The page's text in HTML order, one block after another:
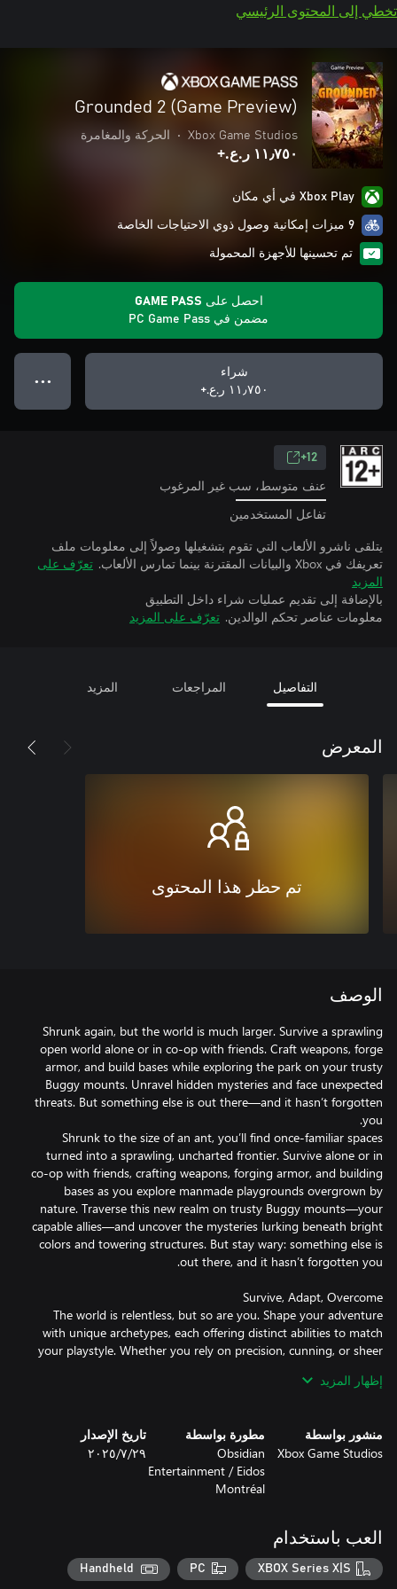
تخطي إلى المحتوى الرئيسي
Grounded 2 (Game Preview)
Xbox Game Studios
• الحركة والمغامرة
١١٫٧٥٠ ر.ع.‏+
Xbox Play في أي مكان
9 ميزات إمكانية وصول ذوي الاحتياجات الخاصة
تم تحسينها للأجهزة المحمولة
احصل على GAME PASS
مضمن في PC Game Pass
شراء
١١٫٧٥٠ ر.ع.‏+
● ● ●
12+
عنف متوسط، سب غير المرغوب
تفاعل المستخدمين
يتلقى ناشرو الألعاب التي تقوم بتشغيلها وصولاً إلى معلومات ملف
تعريفك في Xbox والبيانات المقترنة بينما تمارس الألعاب.
تعرّف على
المزيد
بالإضافة إلى تقديم عمليات شراء داخل التطبيق
معلومات عناصر تحكم الوالدين. تعرّف على المزيد
التفاصيل المراجعات المزيد
المعرض
تم حظر هذا المحتوى
الوصف
Shrunk again, but the world is much larger. Survive a sprawling
open world alone or in co-op with friends. Craft weapons, forge
armor, and build bases while exploring the park on your trusty
Buggy mounts. Unravel hidden mysteries and face unexpected
threats. But something else is out there—and it hasn’t forgotten
Shrunk to the size of an ant, you’ll find once-familiar spaces
turned into a sprawling, uncharted frontier. Survive alone or in
co-op with friends, crafting weapons, forging armor, and building
bases as you explore manmade playgrounds overgrown by
nature. Traverse this new realm on trusty Buggy mounts—your
capable allies—and uncover the mysteries lurking beneath bright
colors and towering structures. But stay wary: something else is
The world is relentless, but so are you. Shape your adventure
with unique archetypes, each offering distinct abilities to match
your playstyle. Whether you rely on precision, cunning, or sheer
The perils of the park are daunting alone, but with friends, every
challenge becomes an adventure. Work together to build, fight,
and uncover the secrets buried beneath the grass. Whether
you’re facing danger side by side or continuing your journey in a
They scurry, they fight, and now—they help you survive. Hatch,
raise, and ride your own insect friends - Buggies! Saddle up and
إظهار المزيد
منشور بواسطة
Xbox Game Studios
مطورة بواسطة
Obsidian
Entertainment / Eidos
Montréal
تاريخ الإصدار
٢٩‏/٧‏/٢٠٢٥
العب باستخدام
XBOX Series X|S
PC
Handheld